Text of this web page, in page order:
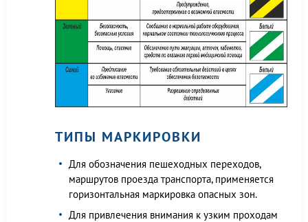
ТИПЫ МАРКИРОВКИ
Для обозначения пешеходных переходов,
маршрутов проезда транспорта, применяется
горизонтальная маркировка опасных зон.
Для привлечения внимания к узким проходам